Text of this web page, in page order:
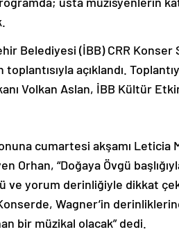
Belediyesi (İBB) CRR Konser
toplantısıyla açıklandı.
Volkan Aslan, İBB Kültür
cumartesi akşamı Leticia
Orhan, “Doğaya Övgü
ve yorum derinliğiyle dikkat
Wagner’in
bir müzikal olacak” dedi.